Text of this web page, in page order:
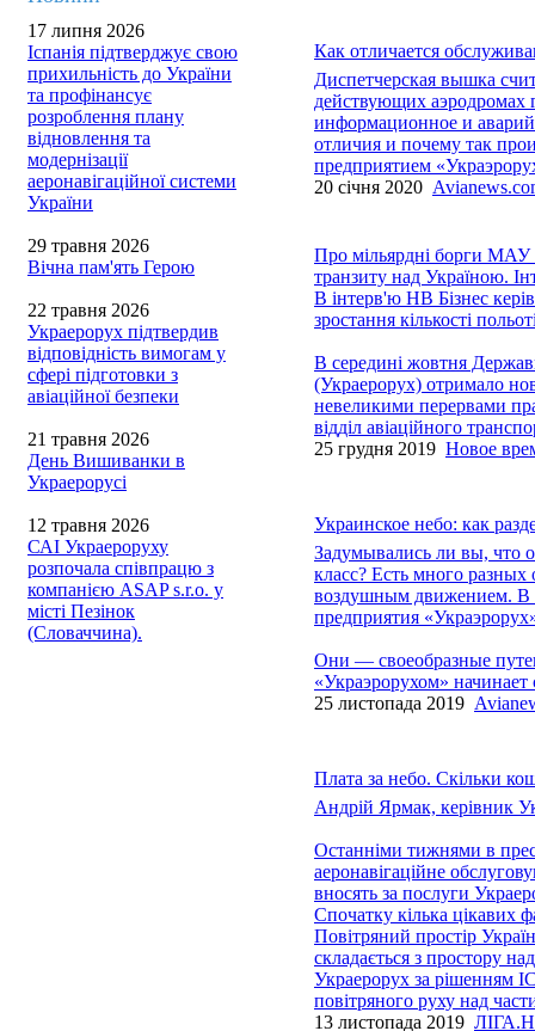
17 липня 2026
Іспанія підтверджує свою
прихильність до України
та профінансує
розроблення плану
відновлення та
модернізації
аеронавігаційної системи
України
29 травня 2026
Вічна пам'ять Герою
22 травня 2026
Украерорух підтвердив
відповідність вимогам у
сфері підготовки з
авіаційної безпеки
21 травня 2026
День Вишиванки в
Украерорусі
12 травня 2026
САІ Украероруху
розпочала співпрацю з
компанією ASAP s.r.o. у
місті Пезінок
(Словаччина).
Как отличается
Диспетчерская вышка
действующих аэродромах
информационное и
отличия и почему так
предприятием
20 січня 2020
Про мільярдні борги МАУ
транзиту над Україною.
В інтерв'ю НВ Бізнес
зростання кількості
В середині жовтня
(Украерорух) отримало
невеликими перервами
відділ авіаційного
25 грудня 2019 Новое
Украинское небо: как
Задумывались ли вы, что
класс? Есть много разных
воздушным движением. В
предприятия
Они — своеобразные
«Украэрорухом»
25 листопада 2019
Плата за небо. Скільки
Андрій Ярмак, керівник
Останніми тижнями в
аеронавігаційне
вносять за послуги
Спочатку кілька цікавих
Повітряний простір
складається з простору
Украерорух за рішенням
повітряного руху над
13 листопада 2019